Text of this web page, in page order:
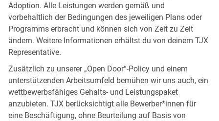
Adoption. Alle Leistungen werden gemäß und
vorbehaltlich der Bedingungen des jeweiligen Plans oder
Programms erbracht und können sich von Zeit zu Zeit
ändern. Weitere Informationen erhältst du von deinem TJX
Representative.
Zusätzlich zu unserer „Open Door“-Policy und einem
unterstützenden Arbeitsumfeld bemühen wir uns auch, ein
wettbewerbsfähiges Gehalts- und Leistungspaket
anzubieten. TJX berücksichtigt alle Bewerber*innen für
eine Beschäftigung, ohne Beurteilung auf Basis von